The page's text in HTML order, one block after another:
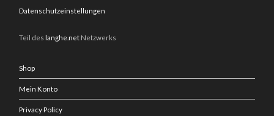
Datenschutzeinstellungen
Teil deslanghe.net Netzwerks
Shop
Mein Konto
Privacy Policy